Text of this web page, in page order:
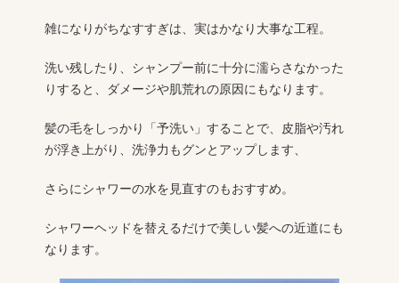
雑になりがちなすすぎは、実はかなり大事な工程。
洗い残したり、シャンプー前に十分に濡らさなかった
りすると、ダメージや肌荒れの原因にもなります。
髪の毛をしっかり「予洗い」することで、皮脂や汚れ
が浮き上がり、洗浄力もグンとアップします、
さらにシャワーの水を見直すのもおすすめ。
シャワーヘッドを替えるだけで美しい髪への近道にも
なります。